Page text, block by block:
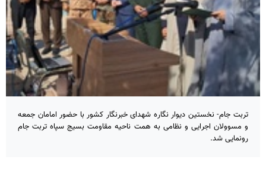
تربت جام- نخستین دیوار نگاره شهدای خبرنگار کشور با حضور امامان جمعه
و مسوولان اجرایی و نظامی به همت ناحیه مقاومت بسیج سپاه تربت جام
رونمایی شد.